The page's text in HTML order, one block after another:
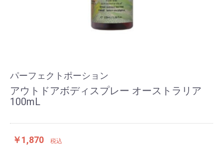
パーフェクトポーション
アウトドアボディスプレー オーストラリア
100mL
￥1,870 税込